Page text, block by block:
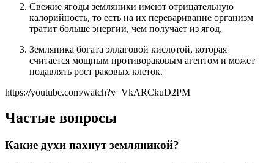
Свежие ягоды земляники имеют отрицательную
калорийность, то есть на их переваривание организм
тратит больше энергии, чем получает из ягод.
Земляника богата эллаговой кислотой, которая
считается мощным противораковым агентом и может
подавлять рост раковых клеток.
https://youtube.com/watch?v=VkARCkuD2PM
Частые вопросы
Какие духи пахнут земляникой?